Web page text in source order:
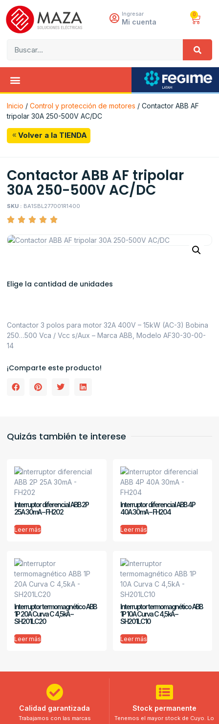
Ingresar
Mi cuenta
0
Inicio / Control y protección de motores / Contactor ABB AF
tripolar 30A 250-500V AC/DC
Volver a la TIENDA
Contactor ABB AF tripolar
30A 250-500V AC/DC
SKU : BA1SBL277001R1400
Elige la cantidad de unidades
Contactor 3 polos para motor 32A 400V – 15kW (AC-3) Bobina
250…500 Vca / Vcc s/Aux – Marca ABB, Modelo AF30-30-00-
14
¡Comparte este producto!
Quizás también te interese
Interruptor diferencial ABB 2P
25A 30mA – FH202
Leer más
Interruptor diferencial ABB 4P
40A 30mA – FH204
Leer más
Interruptor termomagnético ABB
1P 20A Curva C 4,5kA –
SH201LC20
Leer más
Interruptor termomagnético ABB
1P 10A Curva C 4,5kA –
SH201LC10
Leer más
Calidad garantizada
Trabajamos con las marcas
Stock permanente
Tenemos el mayor stock de Cuyo. Lo